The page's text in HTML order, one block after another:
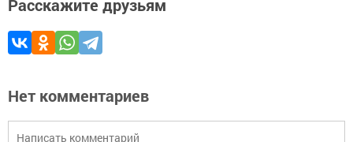
Расскажите друзьям
Нет комментариев